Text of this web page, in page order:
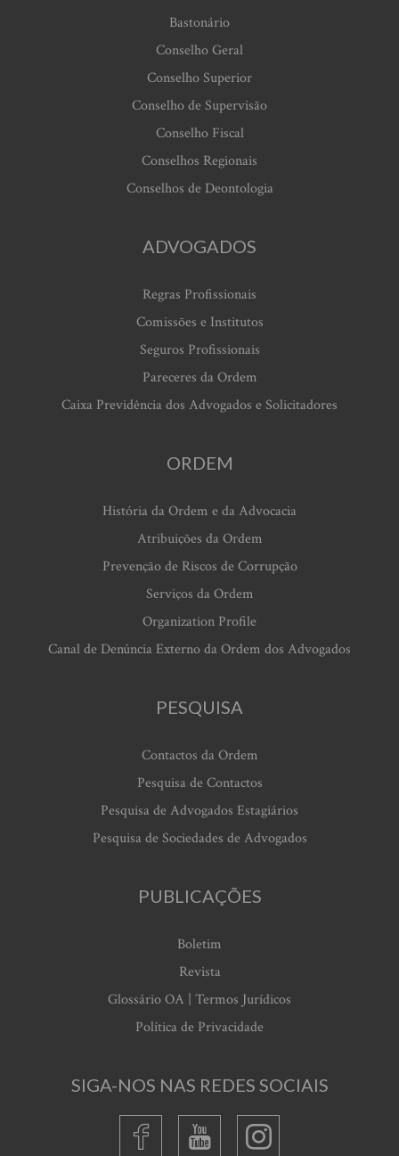
Bastonário
Conselho Geral
Conselho Superior
Conselho de Supervisão
Conselho Fiscal
Conselhos Regionais
Conselhos de Deontologia
ADVOGADOS
Regras Profissionais
Comissões e Institutos
Seguros Profissionais
Pareceres da Ordem
Caixa Previdência dos Advogados e Solicitadores
ORDEM
História da Ordem e da Advocacia
Atribuições da Ordem
Prevenção de Riscos de Corrupção
Serviços da Ordem
Organization Profile
Canal de Denúncia Externo da Ordem dos Advogados
PESQUISA
Contactos da Ordem
Pesquisa de Contactos
Pesquisa de Advogados Estagiários
Pesquisa de Sociedades de Advogados
PUBLICAÇÕES
Boletim
Revista
Glossário OA | Termos Jurídicos
Política de Privacidade
SIGA-NOS NAS REDES SOCIAIS